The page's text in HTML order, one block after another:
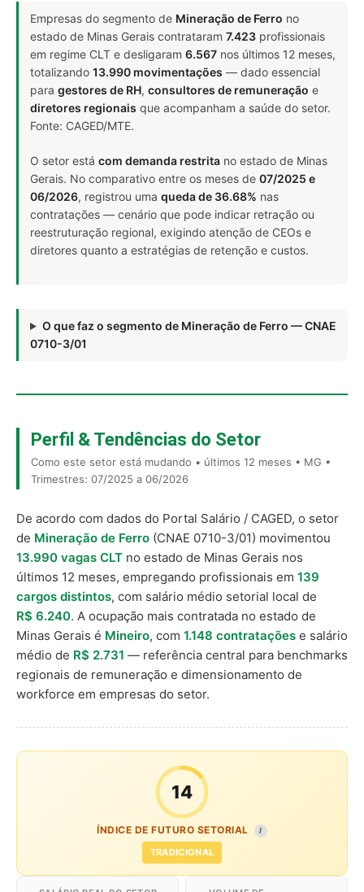
Empresas do segmento de Mineração de Ferro no
estado de Minas Gerais contrataram 7.423 profissionais
em regime CLT e desligaram 6.567 nos últimos 12 meses,
totalizando 13.990 movimentações — dado essencial
para gestores de RH, consultores de remuneração e
diretores regionais que acompanham a saúde do setor.
Fonte: CAGED/MTE.
O setor está com demanda restrita no estado de Minas
Gerais. No comparativo entre os meses de 07/2025 e
06/2026, registrou uma queda de 36.68% nas
contratações — cenário que pode indicar retração ou
reestruturação regional, exigindo atenção de CEOs e
diretores quanto a estratégias de retenção e custos.
O que faz o segmento de Mineração de Ferro — CNAE
0710-3/01
Perfil & Tendências do Setor
Como este setor está mudando • últimos 12 meses • MG •
Trimestres: 07/2025 a 06/2026
De acordo com dados do Portal Salário / CAGED, o setor
de Mineração de Ferro (CNAE 0710-3/01) movimentou
13.990 vagas CLT no estado de Minas Gerais nos
últimos 12 meses, empregando profissionais em 139
cargos distintos, com salário médio setorial local de
R$ 6.240. A ocupação mais contratada no estado de
Minas Gerais é Mineiro, com 1.148 contratações e salário
médio de R$ 2.731 — referência central para benchmarks
regionais de remuneração e dimensionamento de
workforce em empresas do setor.
14
ÍNDICE DE FUTURO SETORIAL I
TRADICIONAL